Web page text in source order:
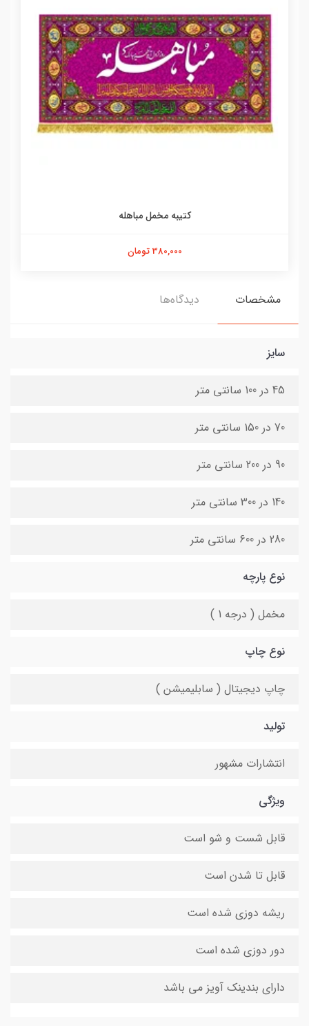
کتیبه مخمل مباهله
380,000 تومان
مشخصات دیدگاه‌ها
سایز
45 در 100 سانتی متر
70 در 150 سانتی متر
90 در 200 سانتی متر
140 در 300 سانتی متر
280 در 600 سانتی متر
نوع پارچه
مخمل ( درجه 1 )
نوع چاپ
چاپ دیجیتال ( سابلیمیشن )
تولید
انتشارات مشهور
ویژگی
قابل شست و شو است
قابل تا شدن است
ریشه دوزی شده است
دور دوزی شده است
دارای بندینک آویز می باشد